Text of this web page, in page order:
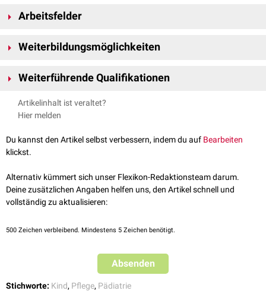
Arbeitsfelder
Kinderkrankenpflege, einerKinderarztpraxis
Weiterbildungsmöglichkeiten
Palliativversorgungvon Kindern und Jugendlichen
Präventionsassistent/in
Weiterführende Qualifikationen
Pflegemanagement, Pflegewissenschaft
Artikelinhalt ist veraltet?
Hier melden
Du kannst den Artikel selbst verbessern, indem du auf Bearbeiten
klickst.
Alternativ kümmert sich unser Flexikon-Redaktionsteam darum.
Deine zusätzlichen Angaben helfen uns, den Artikel schnell und
vollständig zu aktualisieren:
500 Zeichen verbleibend. Mindestens 5 Zeichen benötigt.
Absenden
Stichworte: Kind, Pflege, Pädiatrie